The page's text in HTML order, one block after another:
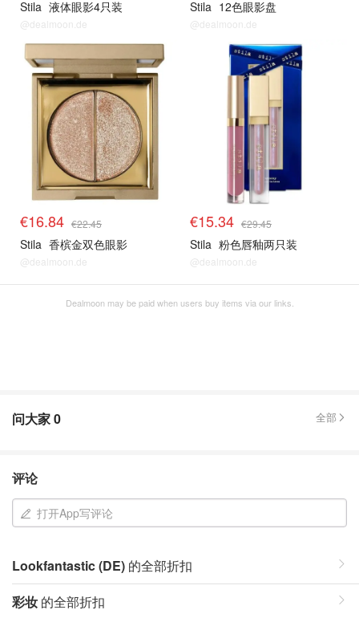
Stila 液体眼影4只装
@dealmoon.de
Stila 12色眼影盘
@dealmoon.de
€16.84 €22.45
Stila 香槟金双色眼影
@dealmoon.de
€15.34 €29.45
Stila 粉色唇釉两只装
@dealmoon.de
Dealmoon may be paid when users buy items via our links.
问大家0 全部
评论
打开App写评论
Lookfantastic (DE) 的全部折扣
彩妆 的全部折扣